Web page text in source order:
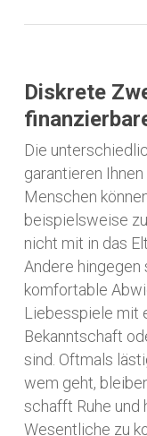
Diskrete
Die
garantieren
Menschen
beispielsweise
nicht mit in das
Andere hingegen
komfortable
Liebesspiele mit
Bekanntschaft
sind. Oftmals
wem geht,
schafft Ruhe und
Wesentliche zu